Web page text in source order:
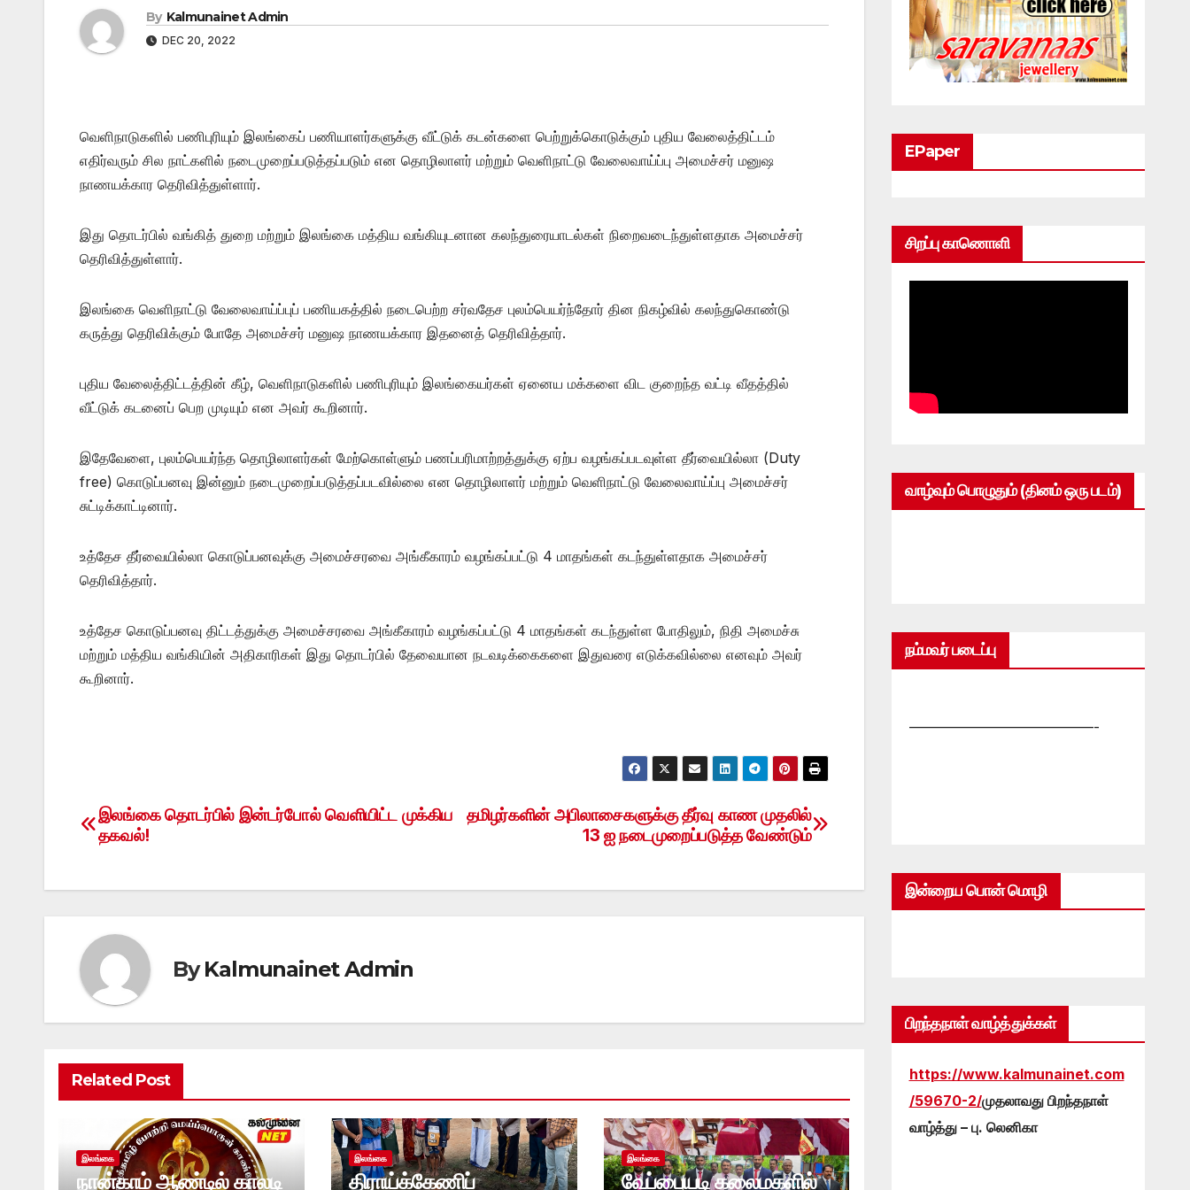
By Kalmunainet Admin
DEC 20, 2022
வெளிநாடுகளில் பணிபுரியும் இலங்கைப் பணியாளர்களுக்கு வீட்டுக் கடன்களை பெற்றுக்கொடுக்கும் புதிய வேலைத்திட்டம்
எதிர்வரும் சில நாட்களில் நடைமுறைப்படுத்தப்படும் என தொழிலாளர் மற்றும் வெளிநாட்டு வேலைவாய்ப்பு அமைச்சர் மனுஷ
நாணயக்கார தெரிவித்துள்ளார்.
இது தொடர்பில் வங்கித் துறை மற்றும் இலங்கை மத்திய வங்கியுடனான கலந்துரையாடல்கள் நிறைவடைந்துள்ளதாக அமைச்சர்
தெரிவித்துள்ளார்.
இலங்கை வெளிநாட்டு வேலைவாய்ப்புப் பணியகத்தில் நடைபெற்ற சர்வதேச புலம்பெயர்ந்தோர் தின நிகழ்வில் கலந்துகொண்டு
கருத்து தெரிவிக்கும் போதே அமைச்சர் மனுஷ நாணயக்கார இதனைத் தெரிவித்தார்.
புதிய வேலைத்திட்டத்தின் கீழ், வெளிநாடுகளில் பணிபுரியும் இலங்கையர்கள் ஏனைய மக்களை விட குறைந்த வட்டி வீதத்தில்
வீட்டுக் கடனைப் பெற முடியும் என அவர் கூறினார்.
இதேவேளை, புலம்பெயர்ந்த தொழிலாளர்கள் மேற்கொள்ளும் பணப்பரிமாற்றத்துக்கு ஏற்ப வழங்கப்படவுள்ள தீர்வையில்லா (Duty
free) கொடுப்பனவு இன்னும் நடைமுறைப்படுத்தப்படவில்லை என தொழிலாளர் மற்றும் வெளிநாட்டு வேலைவாய்ப்பு அமைச்சர்
சுட்டிக்காட்டினார்.
உத்தேச தீர்வையில்லா கொடுப்பனவுக்கு அமைச்சரவை அங்கீகாரம் வழங்கப்பட்டு 4 மாதங்கள் கடந்துள்ளதாக அமைச்சர்
தெரிவித்தார்.
உத்தேச கொடுப்பனவு திட்டத்துக்கு அமைச்சரவை அங்கீகாரம் வழங்கப்பட்டு 4 மாதங்கள் கடந்துள்ள போதிலும், நிதி அமைச்சு
மற்றும் மத்திய வங்கியின் அதிகாரிகள் இது தொடர்பில் தேவையான நடவடிக்கைகளை இதுவரை எடுக்கவில்லை எனவும் அவர்
கூறினார்.
Post
தமிழர்களின் அபிலாசைகளுக்கு தீர்வு காண முதலில்
13 ஐ நடைமுறைப்படுத்த வேண்டும்
இலங்கை தொடர்பில் இன்டர்போல் வெளியிட்ட முக்கிய
தகவல்!
ByKalmunainet Admin
Related Post
இலங்கை
நான்காம் ஆண்டில் காலடி
இலங்கை
திராய்க்கேணிப்
இலங்கை
வேப்பையடி கலைமகளில்
EPaper
சிறப்பு காணொளி
வாழ்வும் பொழுதும் (தினம் ஒரு படம்)
நம்மவர் படைப்பு
—————————————-
இன்றைய பொன் மொழி
பிறந்தநாள் வாழ்த்துக்கள்
https://www.kalmunainet.com
/59670-2/முதலாவது பிறந்தநாள்
வாழ்த்து – பு. லெனிகா